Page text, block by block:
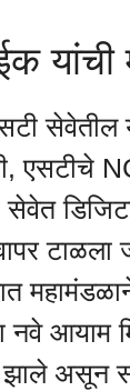
यांची
सेवेतील
एसटीचे
सेवेत
नवे आयाम
झाले असून